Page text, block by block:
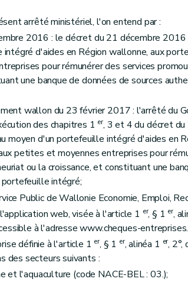
arrêté ministériel, l'on entend par :
2016 : le décret du 21 décembre
d'aides en Région wallonne, aux
pour rémunérer des services
une banque de données de sources
wallon du 23 février 2017 : l'arrêté du
des chapitres 1 er, 3 et 4 du décret
moyen d'un portefeuille intégré d'aides en
petites et moyennes entreprises pour
ou la croissance, et constituant une
intégré;
Public de Wallonie Economie, Emploi,
web, visée à l'article 1 er, § 1 er,
à l'adresse www.cheques-
définie à l'article 1 er, § 1 er, alinéa 1 er, 2°,
des secteurs suivants :
et l'aquaculture (code NACE-BEL : 03.);